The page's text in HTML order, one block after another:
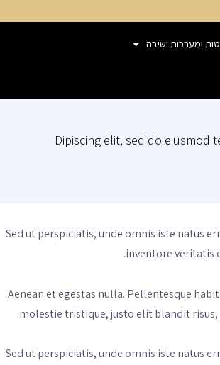
ומערכות ישיבה
Dipiscing elit, sed do
Sed ut perspiciatis, unde omnis iste natus
inventore veritatis
Aenean et egestas nulla. Pellentesque
molestie tristique, justo elit blandit
Sed ut perspiciatis, unde omnis iste natus